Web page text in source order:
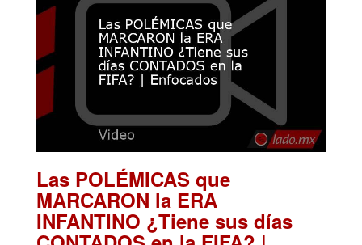
Las POLÉMICAS que
MARCARON la ERA
INFANTINO ¿Tiene sus días